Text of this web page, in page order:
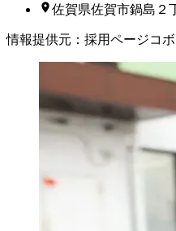
佐賀県佐賀市鍋島２
情報提供元 ： 採用ページコボ